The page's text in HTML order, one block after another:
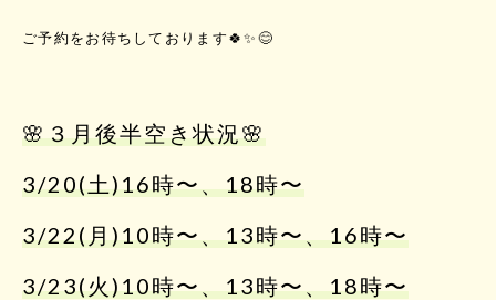
ご予約をお待ちしております🍀✨😊
🌸３月後半空き状況🌸
3/20(土)16時〜、18時〜
3/22(月)10時〜、13時〜、16時〜
3/23(火)10時〜、13時〜、18時〜